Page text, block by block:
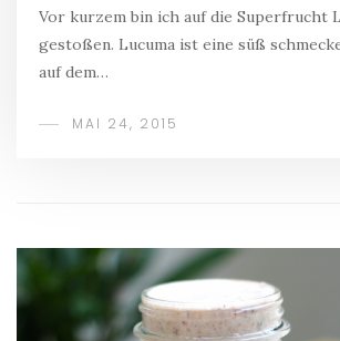
Vor kurzem bin ich auf die Superfrucht
gestoßen. Lucuma ist eine süß
auf dem…
MAI 24, 2015